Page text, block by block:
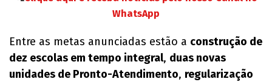
WhatsApp
Entre as metas anunciadas estão a construção de
dez escolas em tempo integral, duas novas
unidades de Pronto-Atendimento, regularização